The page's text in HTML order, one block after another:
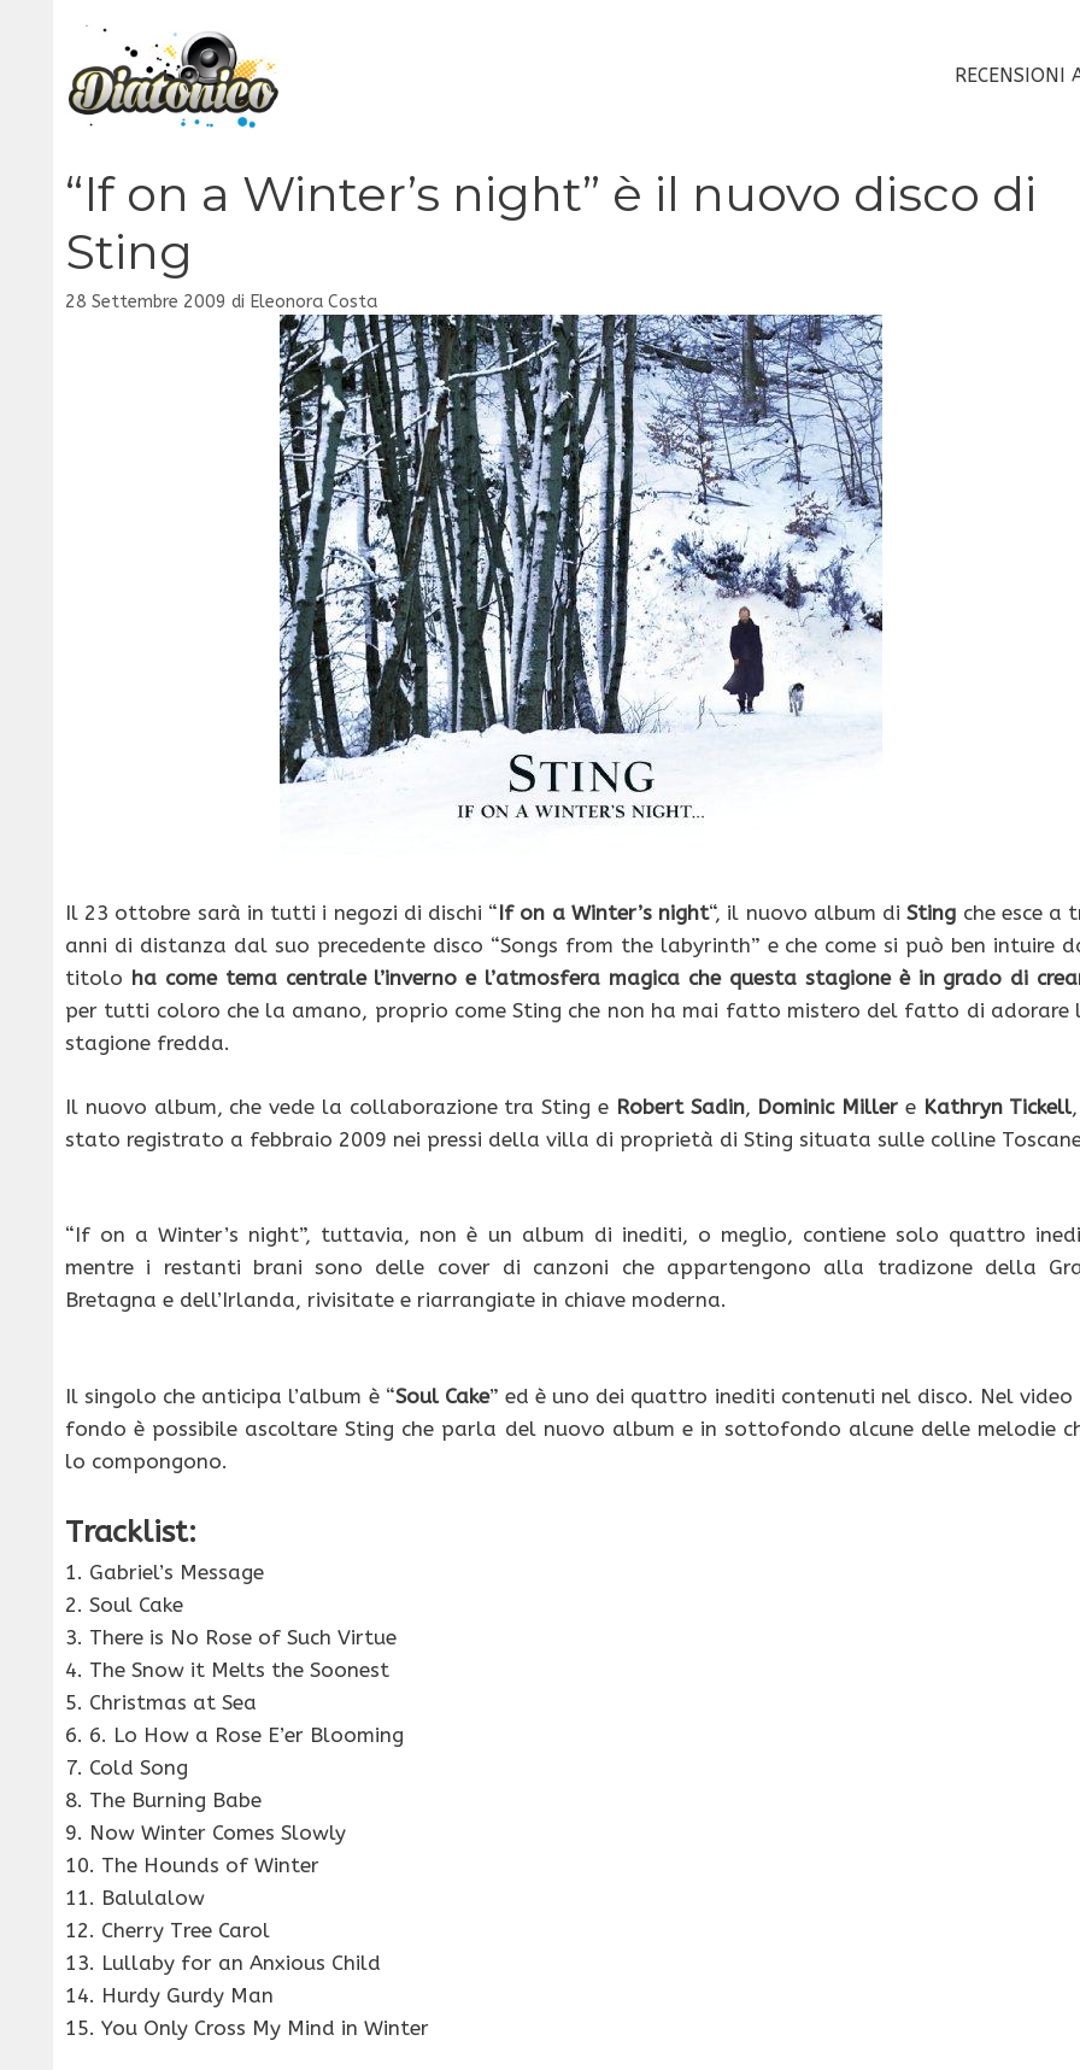
contenuto
RECENSIONI
“If on a Winter’s night” è il nuovo disco di
Sting
28 Settembre 2009 di Eleonora Costa
Il 23 ottobre sarà in tutti i negozi di dischi “If on a Winter’s night“, il nuovo album diSting che esce a
anni di distanza dal suo precedente disco “Songs from the labyrinth” e che come si può ben intuire
titolo ha come tema centrale l’inverno e l’atmosfera magica che questa stagione è in grado di
per tutti coloro che la amano, proprio come Sting che non ha mai fatto mistero del fatto di adorare
stagione fredda.
Il nuovo album, che vede la collaborazione tra Sting e Robert Sadin, Dominic Miller e Kathryn Tickell
stato registrato a febbraio 2009 nei pressi della villa di proprietà di Sting situata sulle colline
“If on a Winter’s night”, tuttavia, non è un album di inediti, o meglio, contiene solo quattro
mentre i restanti brani sono delle cover di canzoni che appartengono alla tradizone della
Bretagna e dell’Irlanda, rivisitate e riarrangiate in chiave moderna.
Il singolo che anticipa l’album è “Soul Cake” ed è uno dei quattro inediti contenuti nel disco. Nel video
fondo è possibile ascoltare Sting che parla del nuovo album e in sottofondo alcune delle melodie
lo compongono.
Tracklist:
1. Gabriel’s Message
2. Soul Cake
3. There is No Rose of Such Virtue
4. The Snow it Melts the Soonest
5. Christmas at Sea
6. 6. Lo How a Rose E’er Blooming
7. Cold Song
8. The Burning Babe
9. Now Winter Comes Slowly
10. The Hounds of Winter
11. Balulalow
12. Cherry Tree Carol
13. Lullaby for an Anxious Child
14. Hurdy Gurdy Man
15. You Only Cross My Mind in Winter